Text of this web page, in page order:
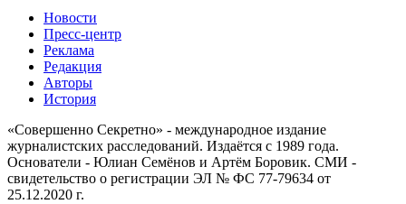
Новости
Пресс-центр
Реклама
Редакция
Авторы
История
«Совершенно Секретно» - международное издание
журналистских расследований. Издаётся с 1989 года.
Основатели - Юлиан Семёнов и Артём Боровик. CМИ -
свидетельство о регистрации ЭЛ № ФС 77-79634 от
25.12.2020 г.